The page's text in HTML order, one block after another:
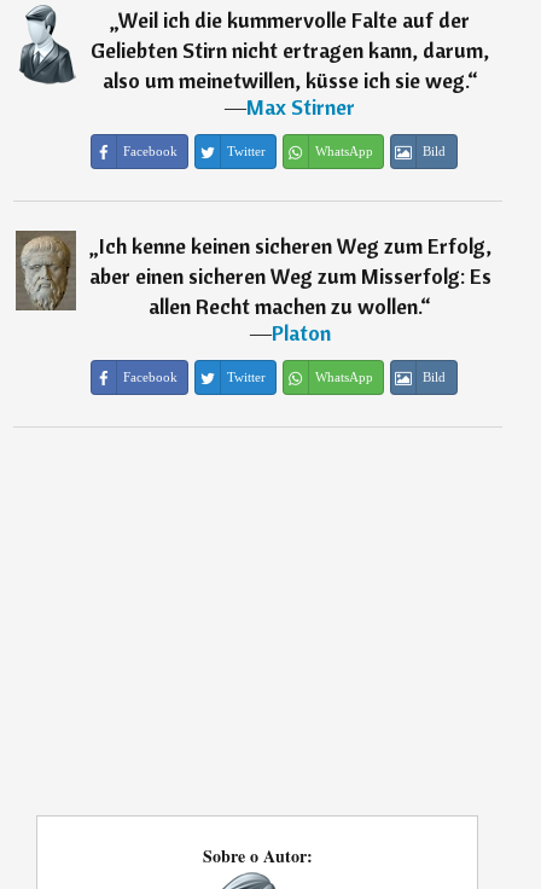
„Weil ich die kummervolle Falte auf der
Geliebten Stirn nicht ertragen kann, darum,
also um meinetwillen, küsse ich sie weg.“
―Max Stirner
Facebook Twitter WhatsApp Bild
„Ich kenne keinen sicheren Weg zum Erfolg,
aber einen sicheren Weg zum Misserfolg: Es
allen Recht machen zu wollen.“
―Platon
Facebook Twitter WhatsApp Bild
Sobre o Autor: